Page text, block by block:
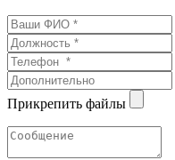
Прикрепить файлы